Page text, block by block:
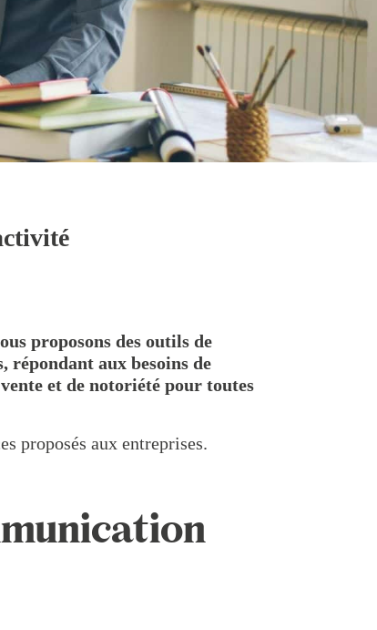
proposons des outils de
répondant aux besoins de
et de notoriété pour toutes
proposés aux entreprises.